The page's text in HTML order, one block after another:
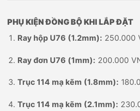
PHỤ KIỆN ĐỒNG BỘ KHI LẮP ĐẶT
Ray hộp U76 (1.2mm): 250.000
Ray đơn U76 (1mm): 200.000
Trục 114 mạ kẽm (1.8mm):
Trục 114 mạ kẽm (2.1mm):